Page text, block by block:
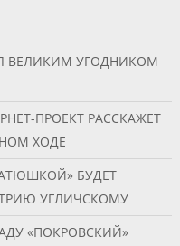
ВЕЛИКИМ УГОДНИКОМ
ПРОЕКТ РАССКАЖЕТ
ХОДЕ
БУДЕТ
УГЛИЧСКОМУ
«ПОКРОВСКИЙ»